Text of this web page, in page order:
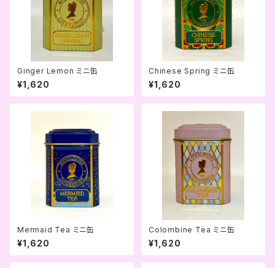
Ginger Lemon ミニ缶
¥1,620
Chinese Spring ミニ缶
¥1,620
Mermaid Tea ミニ缶
¥1,620
Colombine Tea ミニ缶
¥1,620